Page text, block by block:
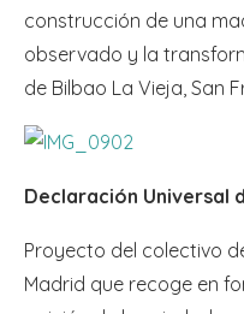
construcción de una
observado y la
de Bilbao La Vieja, San
Declaración Universal
Proyecto del colectivo
Madrid que recoge en